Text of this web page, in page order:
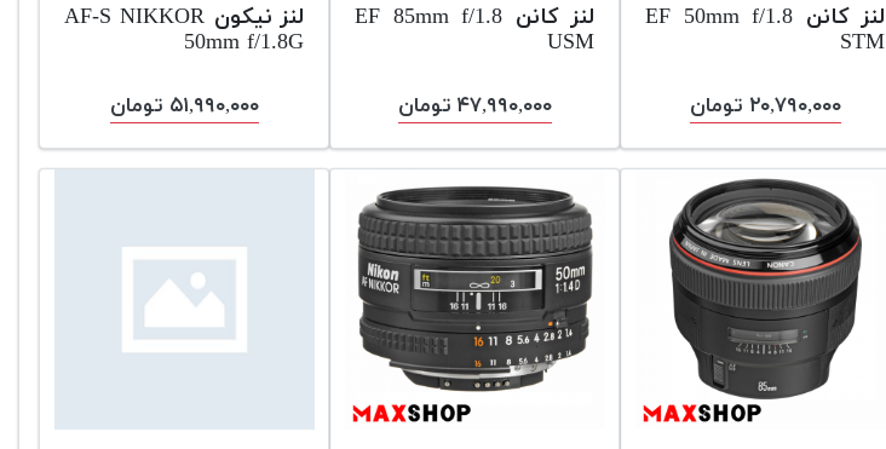
لنز کانن EF 50mm f/1.8
STM
۲۰,۷۹۰,۰۰۰ تومان
لنز کانن EF 85mm f/1.8
USM
۴۷,۹۹۰,۰۰۰ تومان
لنز نیکون AF-S NIKKOR
50mm f/1.8G
۵۱,۹۹۰,۰۰۰ تومان